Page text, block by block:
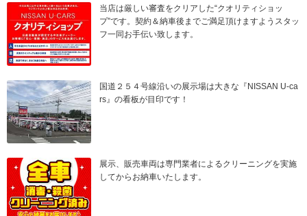
当店は厳しい審査をクリアした“クオリティショッ
プ”です。契約＆納車後までご満足頂けますようスタッ
フ一同お手伝い致します。
国道２５４号線沿いの展示場は大きな『NISSAN U-ca
rs』の看板が目印です！
展示、販売車両は専門業者によるクリーニングを実施
してからお納車いたします。